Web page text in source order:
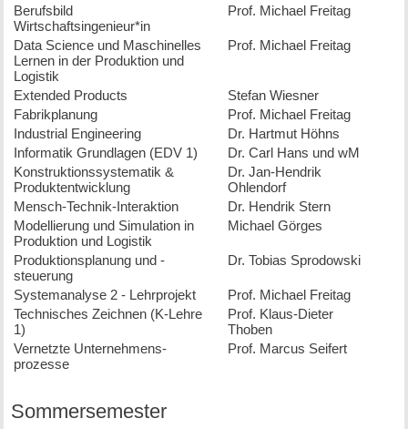
Berufsbild
Wirtschaftsingenieur*in
Prof. Michael Freitag
Data Science und Maschinelles
Lernen in der Produktion und
Logistik
Prof. Michael Freitag
Extended Products
Stefan Wiesner
Fabrik­planung
Prof. Michael Freitag
Industrial Engineering
Dr. Hartmut Höhns
Informatik Grundlagen (EDV 1)
Dr. Carl Hans und wM
Konstruktions­systematik &
Produkt­entwicklung
Dr. Jan-Hendrik
Ohlendorf
Mensch-Technik-Interaktion
Dr. Hendrik Stern
Modellierung und Simulation in
Produktion und Logistik
Michael Görges
Produktionsplanung und -
steuerung
Dr. Tobias Sprodowski
System­analyse 2 - Lehrprojekt
Prof. Michael Freitag
Technisches Zeichnen (K-Lehre
1)
Prof. Klaus-Dieter
Thoben
Vernetzte Unternehmens­­
prozesse
Prof. Marcus Seifert
Sommersemester